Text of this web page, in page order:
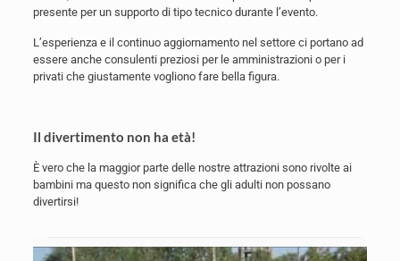
presente per un supporto di tipo tecnico durante l’evento.
L’esperienza e il continuo aggiornamento nel settore ci portano ad
essere anche consulenti preziosi per le amministrazioni o per i
privati che giustamente vogliono fare bella figura.
Il divertimento non ha età!
È vero che la maggior parte delle nostre attrazioni sono rivolte ai
bambini ma questo non significa che gli adulti non possano
divertirsi!